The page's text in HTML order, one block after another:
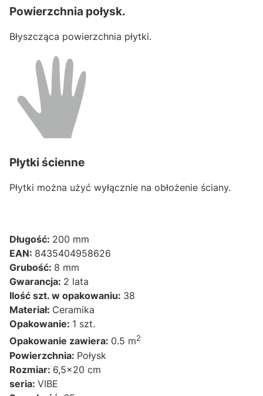
Powierzchnia połysk.
Błyszcząca powierzchnia płytki.
Płytki ścienne
Płytki można użyć wyłącznie na obłożenie ściany.
Długość: 200 mm
EAN: 8435404958626
Grubość: 8 mm
Gwarancja: 2 lata
Ilość szt. w opakowaniu: 38
Materiał: Ceramika
Opakowanie: 1 szt.
Opakowanie zawiera: 0.5 m2
Powierzchnia: Połysk
Rozmiar: 6,5x20 cm
seria: VIBE